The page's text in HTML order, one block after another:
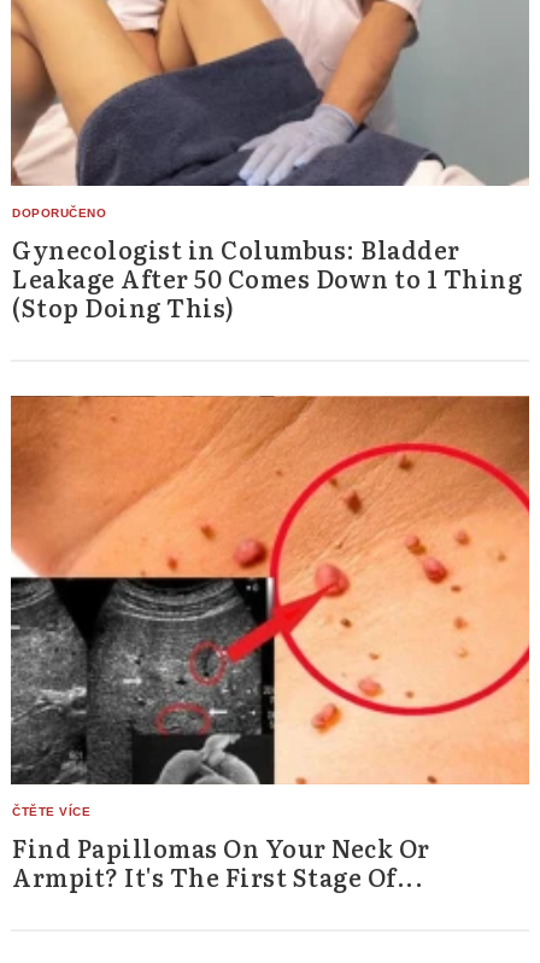
Gynecologist in Columbus: Bladder
Leakage After 50 Comes Down to 1 Thing
(Stop Doing This)
Find Papillomas On Your Neck Or
Armpit? It's The First Stage Of...